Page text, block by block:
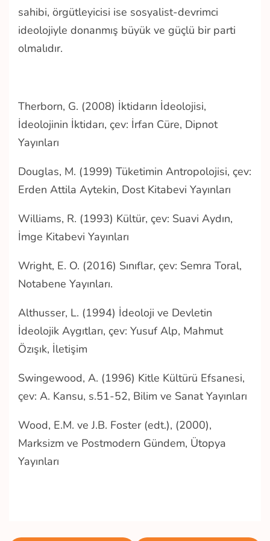
sahibi, örgütleyicisi ise sosyalist-devrimci
ideolojiyle donanmış büyük ve güçlü bir parti
olmalıdır.
Therborn, G. (2008) İktidarın İdeolojisi,
İdeolojinin İktidarı, çev: İrfan Cüre, Dipnot
Yayınları
Douglas, M. (1999) Tüketimin Antropolojisi, çev:
Erden Attila Aytekin, Dost Kitabevi Yayınları
Williams, R. (1993) Kültür, çev: Suavi Aydın,
İmge Kitabevi Yayınları
Wright, E. O. (2016) Sınıflar, çev: Semra Toral,
Notabene Yayınları.
Althusser, L. (1994) İdeoloji ve Devletin
İdeolojik Aygıtları, çev: Yusuf Alp, Mahmut
Özışık, İletişim
Swingewood, A. (1996) Kitle Kültürü Efsanesi,
çev: A. Kansu, s.51-52, Bilim ve Sanat Yayınları
Wood, E.M. ve J.B. Foster (edt.), (2000),
Marksizm ve Postmodern Gündem, Ütopya
Yayınları